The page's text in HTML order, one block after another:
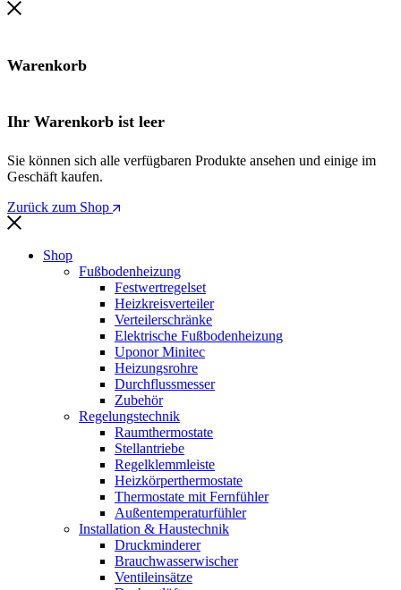
Warenkorb
Ihr Warenkorb ist leer
Sie können sich alle verfügbaren Produkte ansehen und einige im
Geschäft kaufen.
Zurück zum Shop
Shop
Fußbodenheizung
Festwertregelset
Heizkreisverteiler
Verteilerschränke
Elektrische Fußbodenheizung
Uponor Minitec
Heizungsrohre
Durchflussmesser
Zubehör
Regelungstechnik
Raumthermostate
Stellantriebe
Regelklemmleiste
Heizkörperthermostate
Thermostate mit Fernfühler
Außentemperaturfühler
Installation & Haustechnik
Druckminderer
Brauchwasserwischer
Ventileinsätze